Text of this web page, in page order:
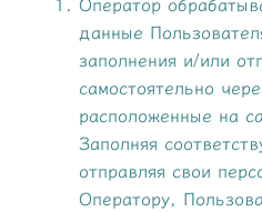
данные
заполнения и/или
самостоятельно
расположенные на
Заполняя
отправляя свои
Оператору,